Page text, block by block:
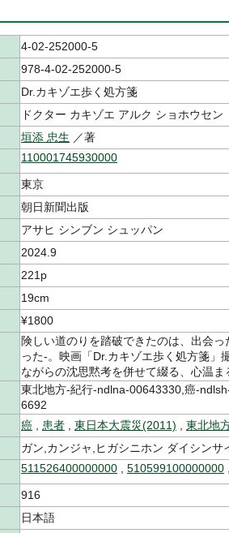
4-02-252000-5
978-4-02-252000-5
Dr.カキゾエ歩く処方箋
ドクター カキゾエ アルク ショホウセン
垣添 忠生 ／著
110001745930000
東京
朝日新聞出版
アサヒ シンブン シュッパン
2024.9
221p
19cm
¥1800
険しい道のりを踏破できたのは、出会
った-。映画「Dr.カキゾエ歩く処方箋」
ながらの沈思黙考を併せて綴る、心温ま
東北地方-紀行-ndlna-00643330,癌-
6692
癌 患者 東日本大震災(2011)
東北地
ガン,カンジャ,ヒガシニホン ダイシン
511526400000000 510599100000000
916
日本語